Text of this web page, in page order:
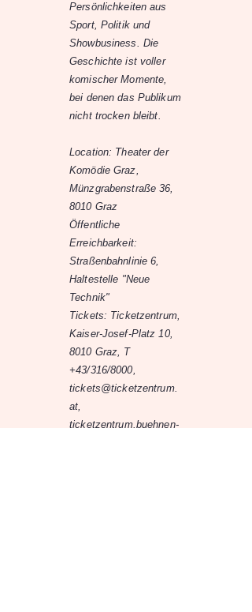
Persönlichkeiten aus
Sport, Politik und
Showbusiness. Die
Geschichte ist voller
komischer Momente,
bei denen das Publikum
nicht trocken bleibt.
Location: Theater der
Komödie Graz,
Münzgrabenstraße 36,
8010 Graz
Öffentliche
Erreichbarkeit:
Straßenbahnlinie 6,
Haltestelle "Neue
Technik"
Tickets: Ticketzentrum,
Kaiser-Josef-Platz 10,
8010 Graz, T
+43/316/8000,
tickets@ticketzentrum.
at,
ticketzentrum.buehnen-